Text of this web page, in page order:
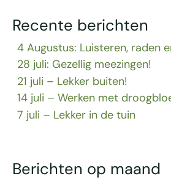
Recente berichten
4 Augustus: Luisteren, raden
28 juli: Gezellig meezingen!
21 juli – Lekker buiten!
14 juli – Werken met
7 juli – Lekker in de tuin
Berichten op maand